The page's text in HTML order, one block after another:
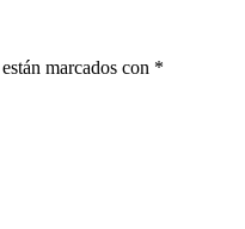
marcados con *